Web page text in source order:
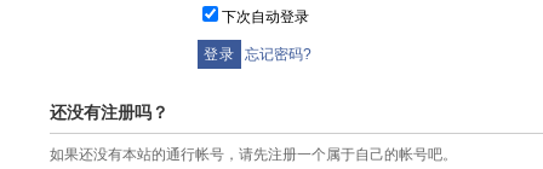
下次自动登录
忘记密码?
还没有注册吗？
如果还没有本站的通行帐号，请先注册一个属于自己的帐号吧。